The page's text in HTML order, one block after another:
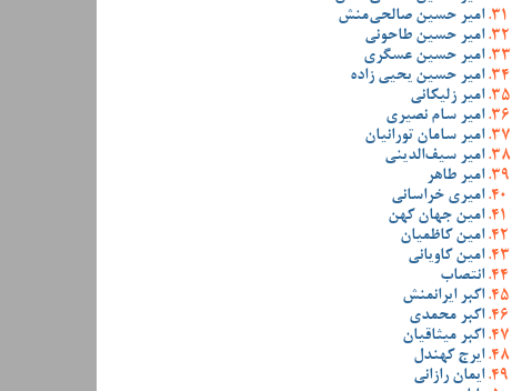
امیر حسین صالحی‌منش
امیر حسین طاحونی
امیر حسین عسگری
امیر حسین یحیی زاده
امیر زلیکانی
امیر سام نصیری
امیر سامان تورانیان
امیر سیف‌الدینی
امیر طاهر
امیری خراسانی
امین جهان کهن
امین کاظمیان
امین کاویانی
انتصاب
اکبر ایرانمنش
اکبر محمدی
اکبر میثاقیان
ایرج کهندل
ایمان رازانی